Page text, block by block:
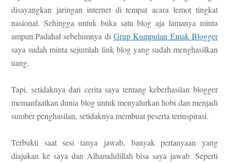
disayangkan jaringan internet di tempat acara lemot tingkat
nasional. Sehingga untuk buka satu blog aja lamanya minta
ampun.Padahal sebelumnya di Grup Kumpulan Emak Blogger
saya sudah minta sejumlah link blog yang sudah menghasilkan
uang.
Tapi, setidaknya dari cerita saya tentang keberhasilan blogger
memanfaatkan dunia blog untuk menyalurkan hobi dan menjadi
sumber penghasilan, setidaknya membuat peserta terinspirasi.
Terbukti saat sesi tanya jawab, banyak pertanyaan yang
diajukan ke saya dan Alhamdulillah bisa saya jawab. Seperti